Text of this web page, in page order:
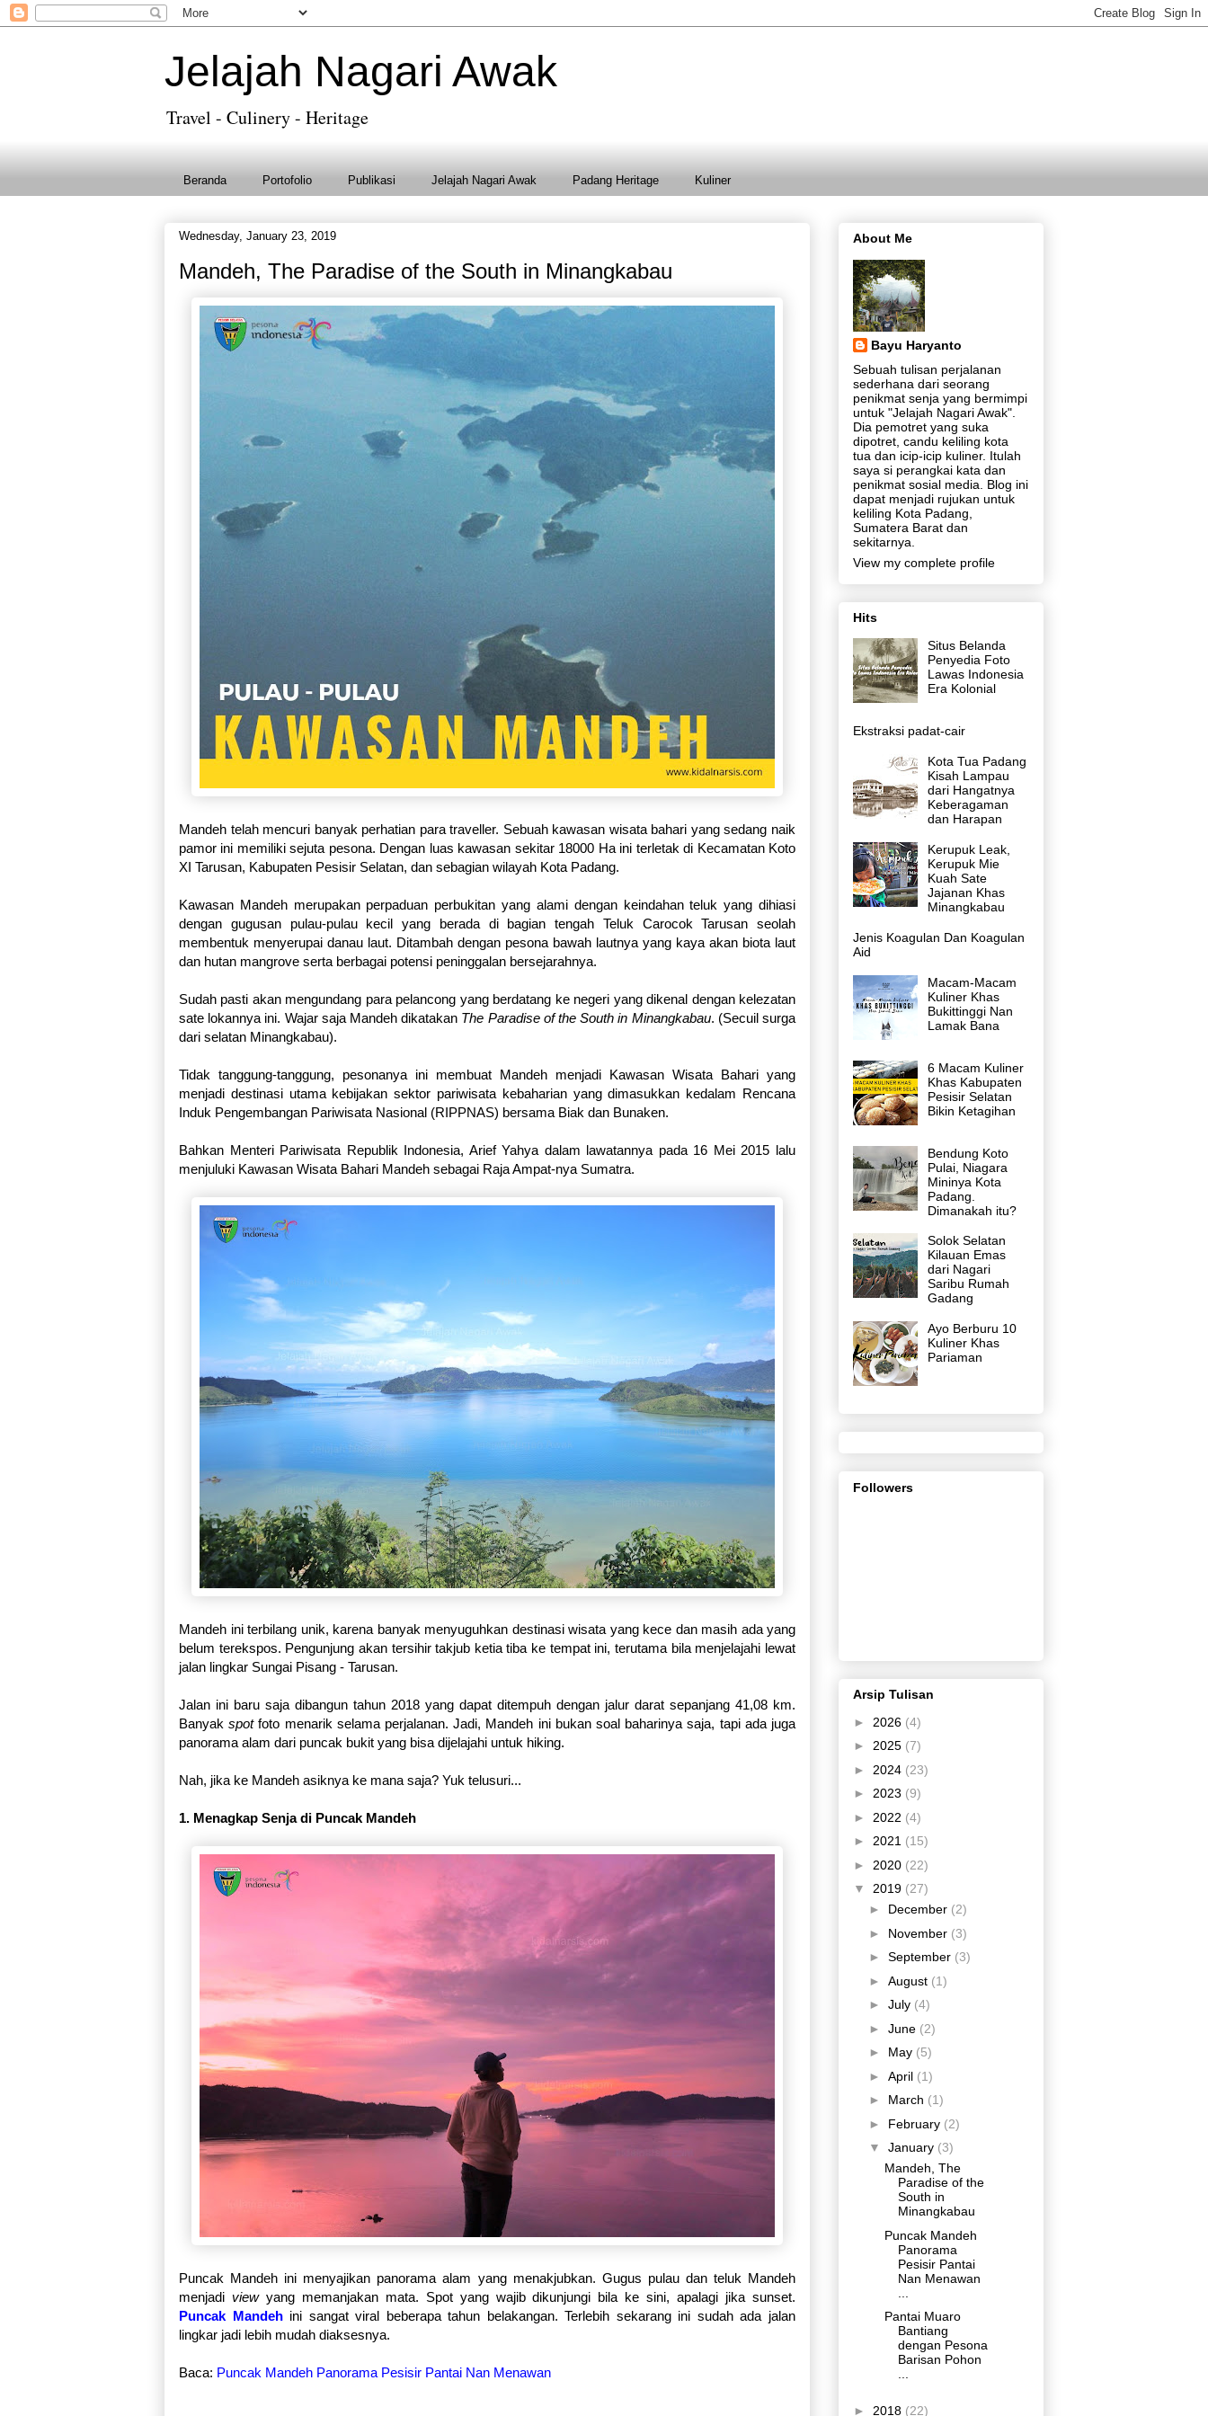
Jelajah Nagari Awak
Travel - Culinery - Heritage
Beranda Portofolio Publikasi Jelajah Nagari Awak Padang Heritage Kuliner
Wednesday, January 23, 2019
Mandeh, The Paradise of the South in Minangkabau
Mandeh telah mencuri banyak perhatian para traveller. Sebuah kawasan wisata bahari yang sedang naik
pamor ini memiliki sejuta pesona. Dengan luas kawasan sekitar 18000 Ha ini terletak di Kecamatan Koto
XI Tarusan, Kabupaten Pesisir Selatan, dan sebagian wilayah Kota Padang.
Kawasan Mandeh merupakan perpaduan perbukitan yang alami dengan keindahan teluk yang dihiasi
dengan gugusan pulau-pulau kecil yang berada di bagian tengah Teluk Carocok Tarusan seolah
membentuk menyerupai danau laut. Ditambah dengan pesona bawah lautnya yang kaya akan biota laut
dan hutan mangrove serta berbagai potensi peninggalan bersejarahnya.
Sudah pasti akan mengundang para pelancong yang berdatang ke negeri yang dikenal dengan kelezatan
sate lokannya ini. Wajar saja Mandeh dikatakan The Paradise of the South in Minangkabau. (Secuil surga
dari selatan Minangkabau).
Tidak tanggung-tanggung, pesonanya ini membuat Mandeh menjadi Kawasan Wisata Bahari yang
menjadi destinasi utama kebijakan sektor pariwisata kebaharian yang dimasukkan kedalam Rencana
Induk Pengembangan Pariwisata Nasional (RIPPNAS) bersama Biak dan Bunaken.
Bahkan Menteri Pariwisata Republik Indonesia, Arief Yahya dalam lawatannya pada 16 Mei 2015 lalu
menjuluki Kawasan Wisata Bahari Mandeh sebagai Raja Ampat-nya Sumatra.
Mandeh ini terbilang unik, karena banyak menyuguhkan destinasi wisata yang kece dan masih ada yang
belum terekspos. Pengunjung akan tersihir takjub ketia tiba ke tempat ini, terutama bila menjelajahi lewat
jalan lingkar Sungai Pisang - Tarusan.
Jalan ini baru saja dibangun tahun 2018 yang dapat ditempuh dengan jalur darat sepanjang 41,08 km.
Banyakspotfoto menarik selama perjalanan. Jadi, Mandeh ini bukan soal baharinya saja, tapi ada juga
panorama alam dari puncak bukit yang bisa dijelajahi untuk hiking.
Nah, jika ke Mandeh asiknya ke mana saja? Yuk telusuri...
1. Menagkap Senja di Puncak Mandeh
Puncak Mandeh ini menyajikan panorama alam yang menakjubkan. Gugus pulau dan teluk Mandeh
menjadi viewyang memanjakan mata. Spot yang wajib dikunjungi bila ke sini, apalagi jika sunset.
Puncak Mandehini sangat viral beberapa tahun belakangan. Terlebih sekarang ini sudah ada jalan
lingkar jadi lebih mudah diaksesnya.
Baca: Puncak Mandeh Panorama Pesisir Pantai Nan Menawan
About Me
Bayu Haryanto
Sebuah tulisan perjalanan
sederhana dari seorang
penikmat senja yang bermimpi
untuk "Jelajah Nagari Awak".
Dia pemotret yang suka
dipotret, candu keliling kota
tua dan icip-icip kuliner. Itulah
saya si perangkai kata dan
penikmat sosial media. Blog ini
dapat menjadi rujukan untuk
keliling Kota Padang,
Sumatera Barat dan
sekitarnya.
View my complete profile
Hits
Situs Belanda
Penyedia Foto
Lawas Indonesia
Era Kolonial
Ekstraksi padat-cair
Kota Tua Padang
Kisah Lampau
dari Hangatnya
Keberagaman
dan Harapan
Kerupuk Leak,
Kerupuk Mie
Kuah Sate
Jajanan Khas
Minangkabau
Jenis Koagulan Dan Koagulan
Aid
Macam-Macam
Kuliner Khas
Bukittinggi Nan
Lamak Bana
6 Macam Kuliner
Khas Kabupaten
Pesisir Selatan
Bikin Ketagihan
Bendung Koto
Pulai, Niagara
Mininya Kota
Padang.
Dimanakah itu?
Solok Selatan
Kilauan Emas
dari Nagari
Saribu Rumah
Gadang
Ayo Berburu 10
Kuliner Khas
Pariaman
Followers
Arsip Tulisan
► 2026 (4)
► 2025 (7)
► 2024 (23)
► 2023 (9)
► 2022 (4)
► 2021 (15)
► 2020 (22)
▼ 2019 (27)
► December (2)
► November (3)
► September (3)
► August (1)
► July (4)
► June (2)
► May (5)
► April (1)
► March (1)
► February (2)
▼ January (3)
Mandeh, The
Paradise of the
South in
Minangkabau
Puncak Mandeh
Panorama
Pesisir Pantai
Nan Menawan
Pantai Muaro
Bantiang
dengan Pesona
Barisan Pohon
...
► 2018 (22)